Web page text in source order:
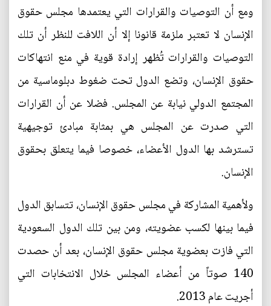
ومع أن التوصيات والقرارات التي يعتمدها مجلس حقوق
الإنسان لا تعتبر ملزمة قانونا إلا أن اللافت للنظر أن تلك
التوصيات والقرارات تُظهر إرادة قوية في منع انتهاكات
حقوق الإنسان، وتضع الدول تحت ضغوط دبلوماسية من
المجتمع الدولي نيابة عن المجلس. فضلا عن أن القرارات
التي صدرت عن المجلس هي بمثابة مبادئ توجيهية
تسترشد بها الدول الأعضاء، خصوصا فيما يتعلق بحقوق
الإنسان.
ولأهمية المشاركة في مجلس حقوق الإنسان، تتسابق الدول
فيما بينها لكسب عضويته، ومن بين تلك الدول السعودية
التي فازت بعضوية مجلس حقوق الإنسان، بعد أن حصدت
140 صوتاً من أعضاء المجلس خلال الانتخابات التي
أجريت عام 2013.